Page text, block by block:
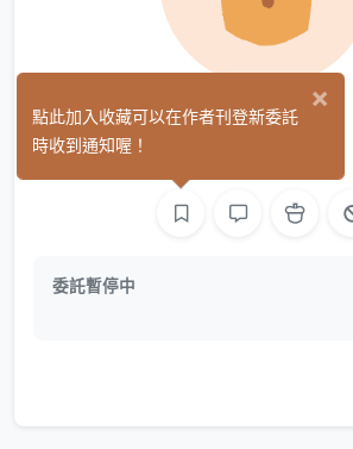
紫羅蘭
委託暫停中
×
點此加入收藏可以在作者刊登新委託
時收到通知喔！